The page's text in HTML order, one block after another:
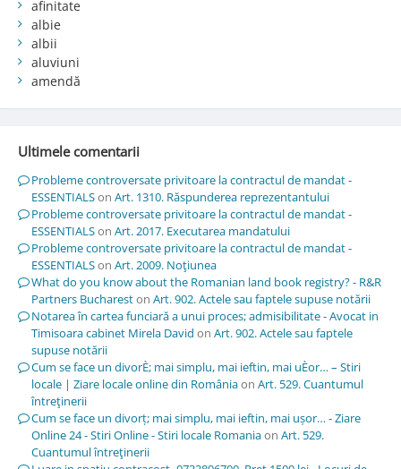
afinitate
albie
albii
aluviuni
amendă
Ultimele comentarii
Probleme controversate privitoare la contractul de mandat -
ESSENTIALSon Art. 1310. Răspunderea reprezentantului
Probleme controversate privitoare la contractul de mandat -
ESSENTIALSon Art. 2017. Executarea mandatului
Probleme controversate privitoare la contractul de mandat -
ESSENTIALSon Art. 2009. Noţiunea
What do you know about the Romanian land book registry? - R&R
Partners Buchareston Art. 902. Actele sau faptele supuse notării
Notarea în cartea funciară a unui proces; admisibilitate - Avocat in
Timisoara cabinet Mirela David on Art. 902. Actele sau faptele
supuse notării
Cum se face un divorÈ; mai simplu, mai ieftin, mai uÈor… – Stiri
locale | Ziare locale online din Româniaon Art. 529. Cuantumul
întreţinerii
Cum se face un divorț; mai simplu, mai ieftin, mai ușor… - Ziare
Online 24 - Stiri Online - Stiri locale Romaniaon Art. 529.
Cuantumul întreţinerii